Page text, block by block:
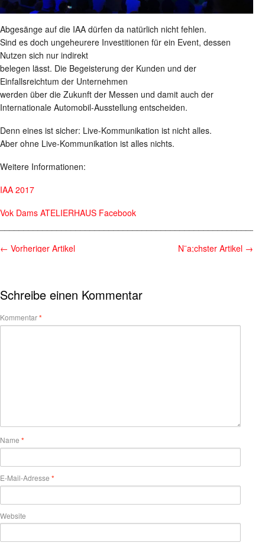
Abgesänge auf die IAA dürfen da natürlich nicht fehlen.
Sind es doch ungeheurere Investitionen für ein Event, dessen
Nutzen sich nur indirekt
belegen lässt. Die Begeisterung der Kunden und der
Einfallsreichtum der Unternehmen
werden über die Zukunft der Messen und damit auch der
Internationale Automobil-Ausstellung entscheiden.
Denn eines ist sicher: Live-Kommunikation ist nicht alles.
Aber ohne Live-Kommunikation ist alles nichts.
Weitere Informationen:
IAA 2017
Vok Dams ATELIERHAUS Facebook
← Vorheriger Artikel N¨a;chster Artikel →
Schreibe einen Kommentar
Kommentar*
Name *
E-Mail-Adresse *
Website